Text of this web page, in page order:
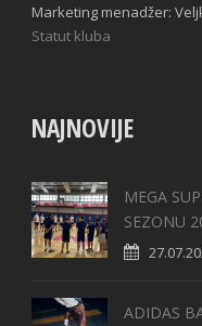
Marketing menadžer:
Statut kluba
NAJNOVIJE
MEGA
SEZONU
ADIDAS